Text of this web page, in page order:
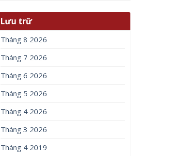
Lưu trữ
Tháng 8 2026
Tháng 7 2026
Tháng 6 2026
Tháng 5 2026
Tháng 4 2026
Tháng 3 2026
Tháng 4 2019